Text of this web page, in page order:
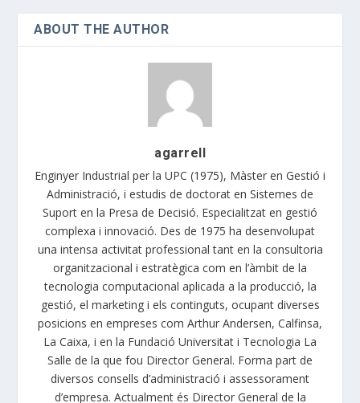
ABOUT THE AUTHOR
agarrell
Enginyer Industrial per la UPC (1975), Màster en Gestió i
Administració, i estudis de doctorat en Sistemes de
Suport en la Presa de Decisió. Especialitzat en gestió
complexa i innovació. Des de 1975 ha desenvolupat
una intensa activitat professional tant en la consultoria
organitzacional i estratègica com en l’àmbit de la
tecnologia computacional aplicada a la producció, la
gestió, el marketing i els continguts, ocupant diverses
posicions en empreses com Arthur Andersen, Calfinsa,
La Caixa, i en la Fundació Universitat i Tecnologia La
Salle de la que fou Director General. Forma part de
diversos consells d’administració i assessorament
d’empresa. Actualment és Director General de la